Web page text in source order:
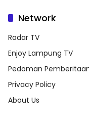
Network
Radar TV
Enjoy Lampung TV
Pedoman
Privacy Policy
About Us